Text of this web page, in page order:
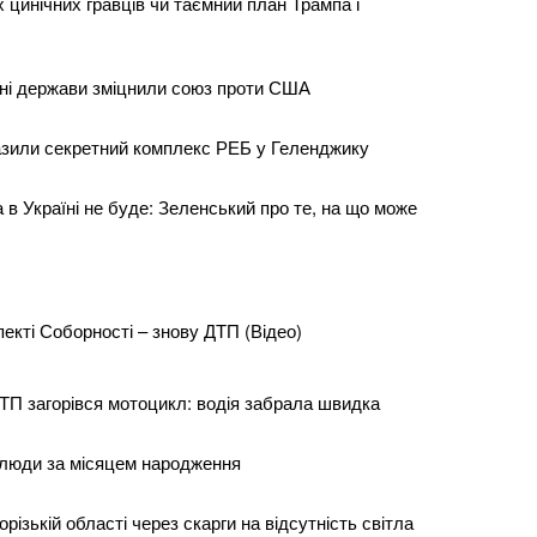
держави зміцнили союз проти США
секретний комплекс РЕБ у Геленджику
в Україні не буде: Зеленський про те, на що може
Соборності – знову ДТП (Відео)
загорівся мотоцикл: водія забрала швидка
за місяцем народження
області через скарги на відсутність світла